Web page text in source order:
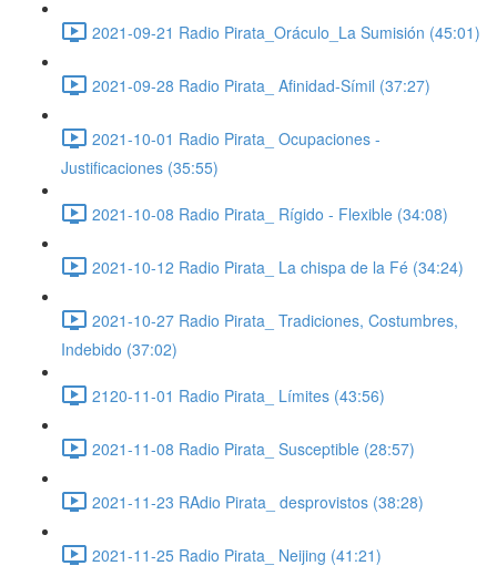
2021-09-21 Radio Pirata_Oráculo_La Sumisión (45:01)
2021-09-28 Radio Pirata_ Afinidad-Símil (37:27)
2021-10-01 Radio Pirata_ Ocupaciones -
Justificaciones (35:55)
2021-10-08 Radio Pirata_ Rígido - Flexible (34:08)
2021-10-12 Radio Pirata_ La chispa de la Fé (34:24)
2021-10-27 Radio Pirata_ Tradiciones, Costumbres,
Indebido (37:02)
2120-11-01 Radio Pirata_ Límites (43:56)
2021-11-08 Radio Pirata_ Susceptible (28:57)
2021-11-23 RAdio Pirata_ desprovistos (38:28)
2021-11-25 Radio Pirata_ Neijing (41:21)